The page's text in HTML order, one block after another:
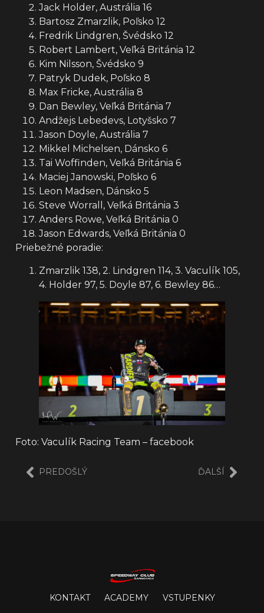
Jack Holder, Austrália 16
Bartosz Zmarzlik, Poľsko 12
Fredrik Lindgren, Švédsko 12
Robert Lambert, Veľká Británia 12
Kim Nilsson, Švédsko 9
Patryk Dudek, Poľsko 8
Max Fricke, Austrália 8
Dan Bewley, Veľká Británia 7
Andžejs Lebedevs, Lotyšsko 7
Jason Doyle, Austrália 7
Mikkel Michelsen, Dánsko 6
Tai Woffinden, Veľká Británia 6
Maciej Janowski, Poľsko 6
Leon Madsen, Dánsko 5
Steve Worrall, Veľká Británia 3
Anders Rowe, Veľká Británia 0
Jason Edwards, Veľká Británia 0
Priebežné poradie:
Zmarzlik 138, 2. Lindgren 114, 3. Vaculík 105,
4. Holder 97, 5. Doyle 87, 6. Bewley 86…
Foto: Vaculík Racing Team – facebook
PREDOŠLÝ ĎALŠÍ
KONTAKT ACADEMY VSTUPENKY